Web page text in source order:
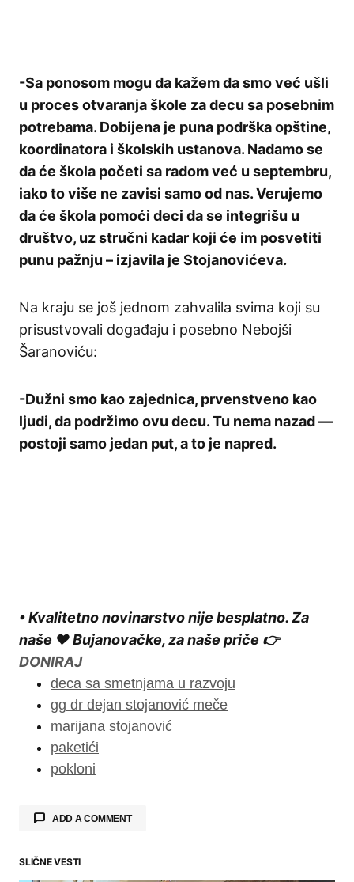
-Sa ponosom mogu da kažem da smo već ušli
u proces otvaranja škole za decu sa posebnim
potrebama. Dobijena je puna podrška opštine,
koordinatora i školskih ustanova. Nadamo se
da će škola početi sa radom već u septembru,
iako to više ne zavisi samo od nas. Verujemo
da će škola pomoći deci da se integrišu u
društvo, uz stručni kadar koji će im posvetiti
punu pažnju – izjavila je Stojanovićeva.
Na kraju se još jednom zahvalila svima koji su
prisustvovali događaju i posebno Nebojši
Šaranoviću:
-Dužni smo kao zajednica, prvenstveno kao
ljudi, da podržimo ovu decu. Tu nema nazad —
postoji samo jedan put, a to je napred.
• Kvalitetno novinarstvo nije besplatno. Za
naše ❤️ Bujanovačke, za naše priče 👉
DONIRAJ
deca sa smetnjama u razvoju
gg dr dejan stojanović meče
marijana stojanović
paketići
pokloni
ADD A COMMENT
SLIČNE VESTI